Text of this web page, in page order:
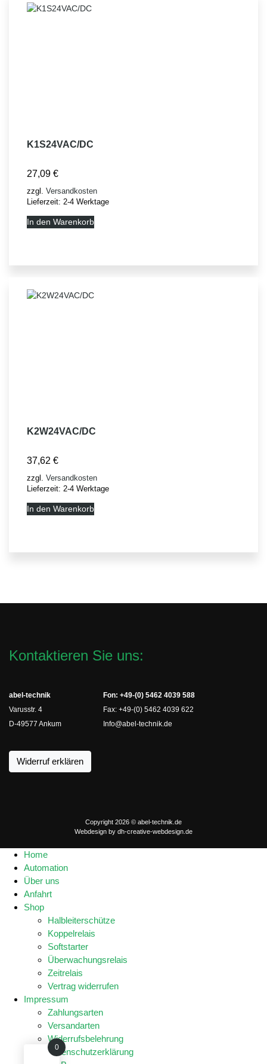
K1S24VAC/DC
27,09 €
zzgl. Versandkosten
Lieferzeit: 2-4 Werktage
In den Warenkorb
K2W24VAC/DC
37,62 €
zzgl. Versandkosten
Lieferzeit: 2-4 Werktage
In den Warenkorb
Kontaktieren Sie uns:
abel-technik
Varusstr. 4
D-49577 Ankum
Widerruf erklären
Fon: +49-(0) 5462 4039 588
Fax: +49-(0) 5462 4039 622
Info@abel-technik.de
Copyright 2026 © abel-technik.de
Webdesign by dh-creative-webdesign.de
Home
Automation
Über uns
Anfahrt
Shop
Halbleiterschütze
Koppelrelais
Softstarter
Überwachungsrelais
Zeitrelais
Vertrag widerrufen
Impressum
Zahlungsarten
Versandarten
Widerrufsbelehrung
Datenschutzerklärung
0